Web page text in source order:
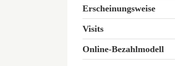
Erscheinungsweise
Visits
Online-Bezahlmodell